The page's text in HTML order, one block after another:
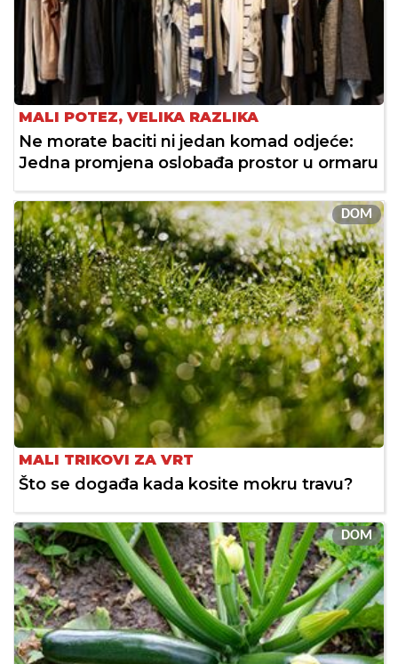
MALI POTEZ, VELIKA RAZLIKA
Ne morate baciti ni jedan komad odjeće:
Jedna promjena oslobađa prostor u ormaru
DOM
MALI TRIKOVI ZA VRT
Što se događa kada kosite mokru travu?
DOM